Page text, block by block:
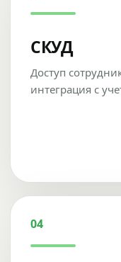
СКУД
Доступ
интеграция с
04